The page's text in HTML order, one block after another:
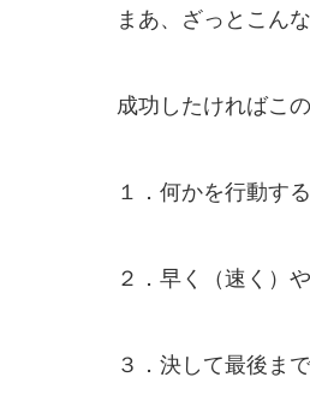
まあ、ざっとこん
成功したければこ
１．何かを行動する
２．早く（速く）
３．決して最後ま